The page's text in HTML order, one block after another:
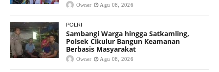
Owner Agu 08, 2026
POLRI
Sambangi Warga hingga Satkamling,
Polsek Cikulur Bangun Keamanan
Berbasis Masyarakat
Owner Agu 08, 2026